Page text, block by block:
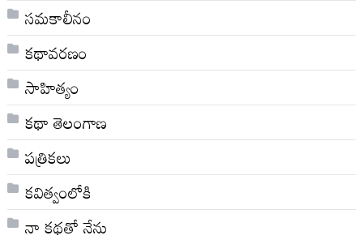
సమకాలీనం
కథావరణం
సాహిత్యం
కథా తెలంగాణ
పత్రికలు
కవిత్వంలోకి
నా క‌థ‌తో నేను